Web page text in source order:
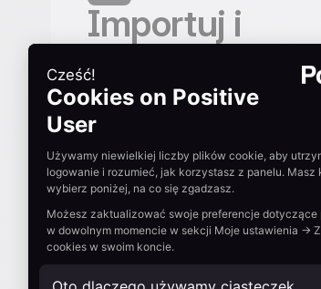
Importuj i
centralizuj
kontakty
Prześlij swoją bazę danych za pomocą
bezpośrednio do list kontaktów lub
natychmiast nadaj im tagi. Przeprowadź
łatwą migrację, zmapuj pola
niestandardowe i skonsoliduj źródła
danych, aby sprawnie budować grupy
odbiorców.